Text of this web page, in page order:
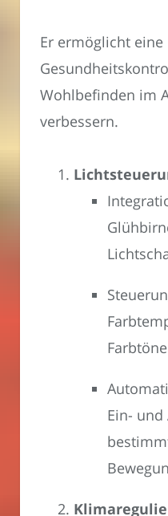
Er ermöglicht eine
Wohlbefinden im
verbessern.
Ein- und